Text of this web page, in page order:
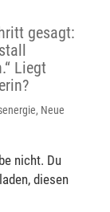
gesagt:
Liegt
, Neue
nicht. Du
diesen